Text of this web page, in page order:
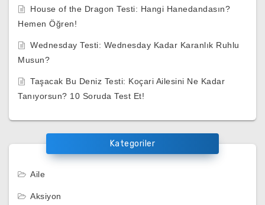
House of the Dragon Testi: Hangi Hanedandasın?
Hemen Öğren!
Wednesday Testi: Wednesday Kadar Karanlık Ruhlu
Musun?
Taşacak Bu Deniz Testi: Koçari Ailesini Ne Kadar
Tanıyorsun? 10 Soruda Test Et!
Kategoriler
Aile
Aksiyon